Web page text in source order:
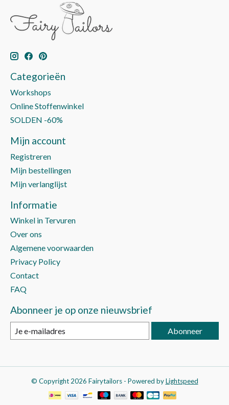
Categorieën
Workshops
Online Stoffenwinkel
SOLDEN -60%
Mijn account
Registreren
Mijn bestellingen
Mijn verlanglijst
Informatie
Winkel in Tervuren
Over ons
Algemene voorwaarden
Privacy Policy
Contact
FAQ
Abonneer je op onze nieuwsbrief
Abonneer
© Copyright 2026 Fairytailors - Powered byLightspeed